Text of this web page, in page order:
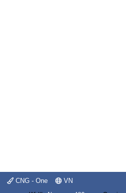
CNG - One VN